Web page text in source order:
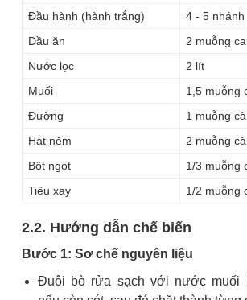
Đầu hành (hành trắng)
4 - 5 nhánh
Dầu ăn
2 muỗng
Nước lọc
2 lít
Muối
1,5 muỗng
Đường
1 muỗng
Hạt nêm
2 muỗng
Bột ngọt
1/3 muỗng
Tiêu xay
1/2 muỗng
2.2. Hướng dẫn chế biến
Bước 1: Sơ chế nguyên liệu
Đuôi bò rửa sạch với nước muối